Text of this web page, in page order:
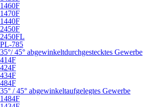
1460F
1470F
1440F
2450F
2450FL
PL-785
35°/ 45° abgewinkeltdurchgestecktes Gewerbe
414F
424F
434F
484F
35° / 45° abgewinkeltaufgelegtes Gewerbe
1484F